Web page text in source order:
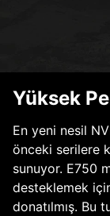
Yüksek
En yeni nesil
önceki serilere
sunuyor. E750
desteklemek
donatılmış. Bu